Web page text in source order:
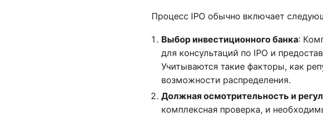
Процесс IPO обычно включает
Выбор инвестиционного банка:
для консультаций по IPO и
Учитываются такие факторы, как
возможности распределения.
Должная осмотрительность и
комплексная проверка, и